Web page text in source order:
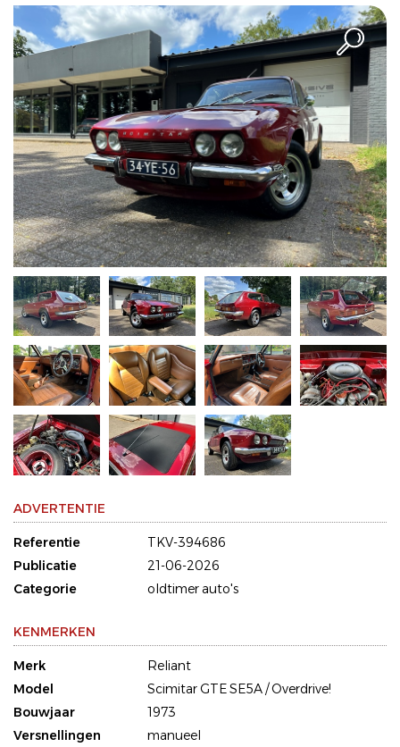
ADVERTENTIE
Referentie
TKV-394686
Publicatie
21-06-2026
Categorie
oldtimer auto's
KENMERKEN
Merk
Reliant
Model
Scimitar GTE SE5A / Overdrive!
Bouwjaar
1973
Versnellingen
manueel